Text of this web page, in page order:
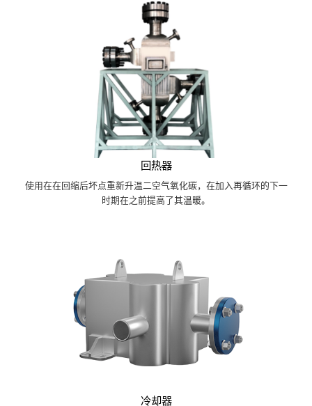
回热器
使用在在回缩后坏点重新升温二空气氧化碳，在加入再循环的下一
时期在之前提高了其温暖。
冷却器